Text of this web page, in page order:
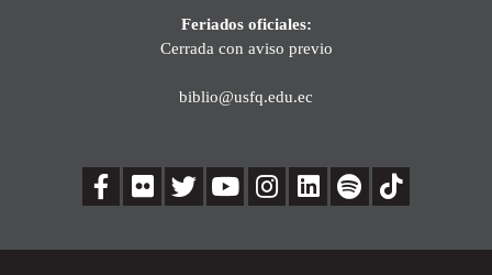
Feriados oficiales:
Cerrada con aviso previo
biblio@usfq.edu.ec